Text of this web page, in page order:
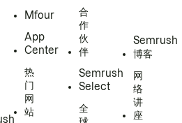
Mfour
App
Center
热
门
网
站
合
作
伙
伴
Semrush
Select
全
Semrush
博客
网
络
讲
座